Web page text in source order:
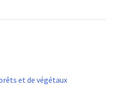
et de végétaux